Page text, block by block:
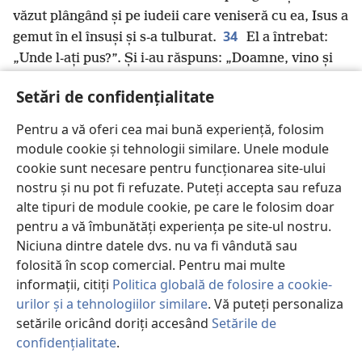
Setări de confidențialitate
Pentru a vă oferi cea mai bună experiență, folosim
module cookie și tehnologii similare. Unele module
cookie sunt necesare pentru funcționarea site-ului
nostru și nu pot fi refuzate. Puteți accepta sau refuza
alte tipuri de module cookie, pe care le folosim doar
pentru a vă îmbunătăți experiența pe site-ul nostru.
Niciuna dintre datele dvs. nu va fi vândută sau
folosită în scop comercial. Pentru mai multe
informații, citiți Politica globală de folosire a cookie-
urilor și a tehnologiilor similare. Vă puteți personaliza
setările oricând doriți accesând Setările de
confidențialitate.
văzut plângând și pe iudeii care veniseră cu ea, Isus a
gemut în el însuși și s-a tulburat. 34 El a întrebat:
„Unde l-ați pus?”. Și i-au răspuns: „Doamne, vino și
r
iudeii au spus: „Iată cât de mult ținea la el!”.
unii dintre ei au zis: „Nu putea omul acesta, care a
deschis ochii orbului, s să facă ceva ca Lazăr să nu
moară?”.
38 După ce a gemut din nou în el însuși, Isus s-a
dus la mormânt, care era, de fapt, o peșteră. Intrarea
era acoperită cu o piatră. 39 Isus a zis: „Dați piatra
la o parte!”. Marta, sora celui mort, i-a spus:
„Doamne, trebuie să miroasă deja, căci este a patra
zi”.
40 Isus i-a zis: „Nu ți-am spus că, dacă vei crede,
vei vedea gloria lui Dumnezeu?”. t 41 Atunci au dat
piatra la o parte. Isus și-a ridicat ochii spre cer
zis: „Tată, îți mulțumesc că m-ai ascultat.